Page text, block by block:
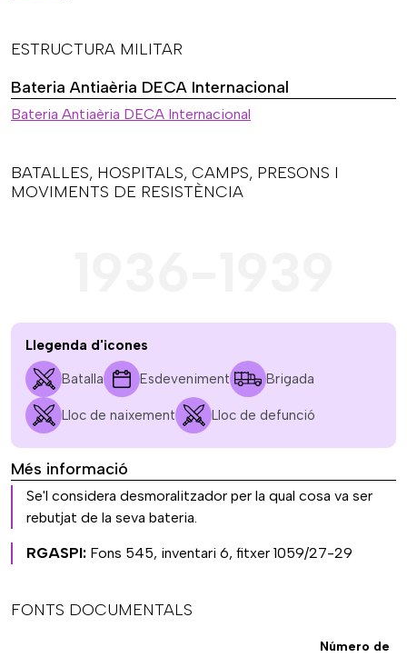
ESTRUCTURA MILITAR
Bateria Antiaèria DECA Internacional
Bateria Antiaèria DECA Internacional
BATALLES, HOSPITALS, CAMPS, PRESONS I
MOVIMENTS DE RESISTÈNCIA
Llegenda d'icones
Batalla Esdeveniment Brigada
Lloc de naixement Lloc de defunció
Més informació
Se'l considera desmoralitzador per la qual cosa va ser
rebutjat de la seva bateria.
RGASPI: Fons 545, inventari 6, fitxer 1059/27-29
FONTS DOCUMENTALS
Número de